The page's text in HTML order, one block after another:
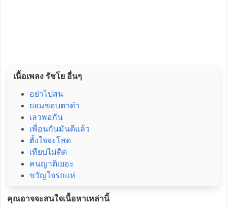
เนื้อเพลง รัชโย อื่นๆ
อย่าไปสน
ยอมขอบตาดำ
เลวพอกัน
เพื่อนกันมันดีแล้ว
ตั้งใจจะโสด
เทียบไม่ติด
คนญาติเยอะ
ขวัญใจรถแห่
คุณอาจจะสนใจเนื้อหาเหล่านี้